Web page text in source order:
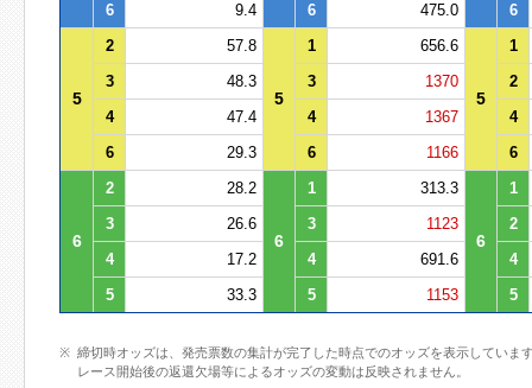
6
9.4 6 475.0 6
5
2 57.8
5
1 656.6
5
1
3
48.3 3 1370
2
4
47.4 4 1367
4
6
29.3 6 1166 6
6
2 28.2
6
1 313.3
6
1
3
26.6 3 1123
2
4
17.2 4 691.6
4
5
33.3 5 1153 5
締切時オッズは、発売票数の集計が完了した時点でのオッズを表示していま
レース開始後の返還欠場等によるオッズの変動は反映されません。